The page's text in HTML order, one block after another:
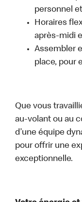
personnel
Horaires
après-midi
Assembler
place, pour
Que vous
au-volant ou au
d’une équipe
pour offrir une
exceptionnelle.